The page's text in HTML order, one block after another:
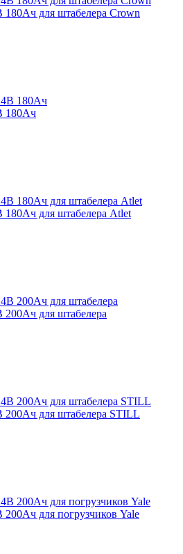
180Ач для штабелера Crown
180Ач
180Ач для штабелера Atlet
200Ач для штабелера
200Ач для штабелера STILL
для погрузчиков Yale